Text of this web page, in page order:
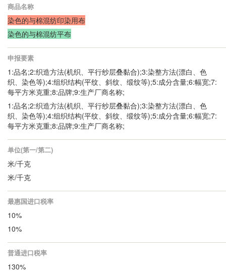
商品名称
染色的与棉混纺印染用布
染色的与棉混纺平布
申报要素
1:品名;2:织造方法(机织、平行纱层叠黏合);3:染整方法(漂白、色
织、染色等);4:组织结构(平纹、斜纹、缎纹等);5:成分含量;6:幅宽;7:
每平方米克重;8:品牌;9:生产厂商名称;
1:品名;2:织造方法(机织、平行纱层叠黏合);3:染整方法(漂白、色
织、染色等);4:组织结构(平纹、斜纹、缎纹等);5:成分含量;6:幅宽;7:
每平方米克重;8:品牌;9:生产厂商名称;
单位(第一/第二)
米/千克
米/千克
最惠国进口税率
10%
10%
普通进口税率
130%